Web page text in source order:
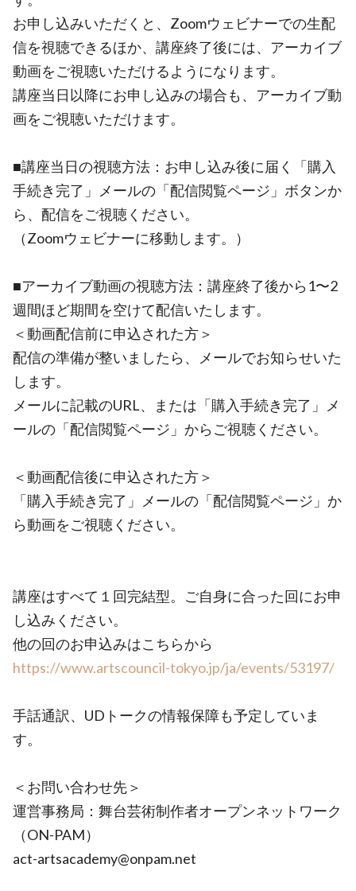
お申し込みいただくと、Zoomウェビナーでの生配
信を視聴できるほか、講座終了後には、アーカイブ
動画をご視聴いただけるようになります。
講座当日以降にお申し込みの場合も、アーカイブ動
画をご視聴いただけます。
■講座当日の視聴方法：お申し込み後に届く「購入
手続き完了」メールの「配信閲覧ページ」ボタンか
ら、配信をご視聴ください。
（Zoomウェビナーに移動します。）
■アーカイブ動画の視聴方法：講座終了後から1〜2
週間ほど期間を空けて配信いたします。
＜動画配信前に申込された方＞
配信の準備が整いましたら、メールでお知らせいた
します。
メールに記載のURL、または「購入手続き完了」メ
ールの「配信閲覧ページ」からご視聴ください。
＜動画配信後に申込された方＞
「購入手続き完了」メールの「配信閲覧ページ」か
ら動画をご視聴ください。
講座はすべて１回完結型。ご自身に合った回にお申
し込みください。
他の回のお申込みはこちらから
https://www.artscouncil-tokyo.jp/ja/events/53197/
手話通訳、UDトークの情報保障も予定していま
す。
＜お問い合わせ先＞
運営事務局：舞台芸術制作者オープンネットワーク
（ON-PAM）
act-artsacademy@onpam.net